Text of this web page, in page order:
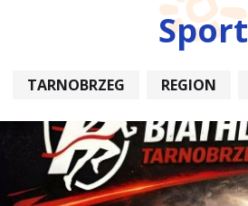
Sport
TARNOBRZEG REGION